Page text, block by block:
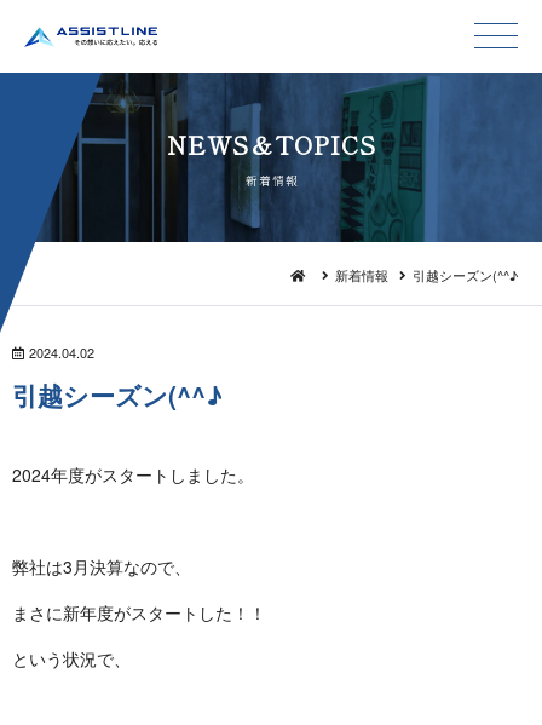
NEWS＆TO P I C S
新 着 情 報
新着情報 引越シーズン(^^♪
2024.04.02
引越シーズン ( ^ ^ ♪
2024年度がスタートしました。
弊社は3月決算なので、
まさに新年度がスタートした！！
という状況で、